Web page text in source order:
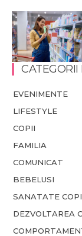
EVENIMENTE
LIFESTYLE
COPII
FAMILIA
COMUNICAT
BEBELUSI
SANATATE
DEZVOLTAREA